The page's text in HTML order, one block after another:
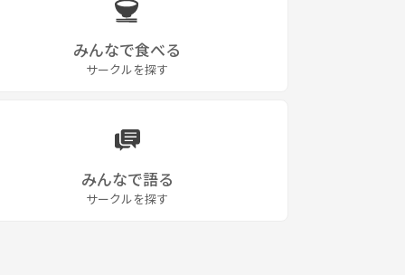
みんなで食べる
サークルを探す
みんなで語る
サークルを探す